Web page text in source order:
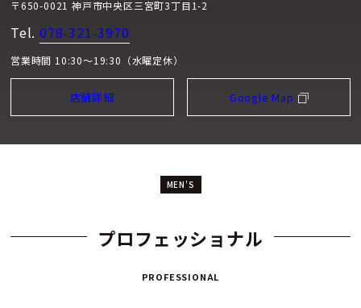
〒650-0021 神戸市中央区三宮町3丁目1-2
Tel. 078-321-3970
営業時間 10:30～19:30（水曜定休）
店舗詳細 Google Map
MEN'S
プロフェッショナル
PROFESSIONAL